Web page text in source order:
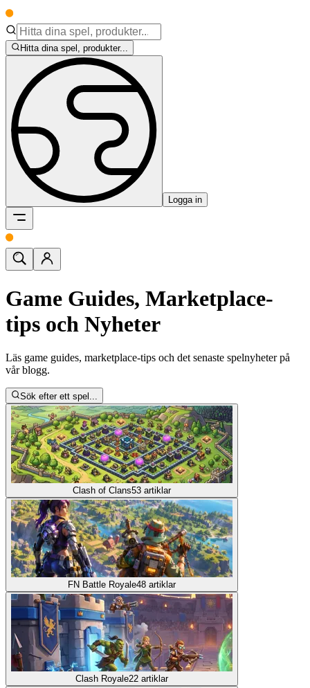
Hitta dina spel, produkter...
Logga in
Game Guides, Marketplace-
tips och Nyheter
Läs game guides, marketplace-tips och det senaste spelnyheter på
vår blogg.
Sök efter ett spel...
Clash of Clans53 artiklar
FN Battle Royale48 artiklar
Clash Royale22 artiklar